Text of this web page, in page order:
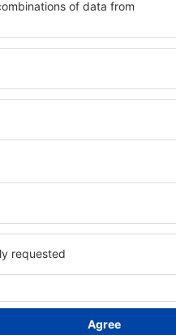
Welche
Milhac finden?
Hotels in Milhac sind
Standards sowie
sind . Zu den beliebtesten
SPA-Zone, Bar / Safe im
Kinderspielecke, kostenlose
Informationsbroschüren
Umgebung. Einige der
Transport vom/zum
den Spuren der größten
unternehmen.
Wie viel kostet ein